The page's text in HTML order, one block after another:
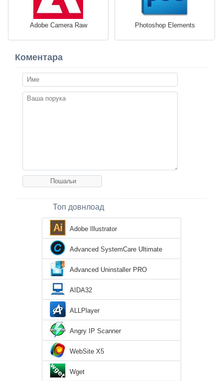
Adobe Camera Raw Photoshop Elements
Коментара
Топ довнлоад
Adobe Illustrator
Advanced SystemCare Ultimate
Advanced Uninstaller PRO
AIDA32
ALLPlayer
Angry IP Scanner
WebSite X5
Wget